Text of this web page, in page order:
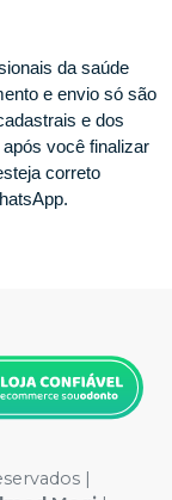
da saúde
e envio só são
e dos
você finalizar
correto
|